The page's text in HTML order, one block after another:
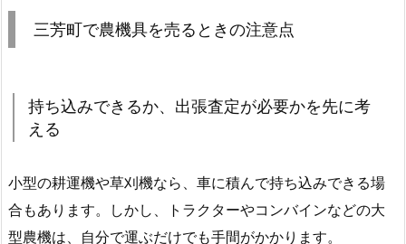
三芳町で農機具を売るときの注意点
持ち込みできるか、出張査定が必要かを先に考
える
小型の耕運機や草刈機なら、車に積んで持ち込みできる場
合もあります。しかし、トラクターやコンバインなどの大
型農機は、自分で運ぶだけでも手間がかかります。